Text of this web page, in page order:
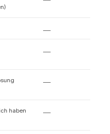
haben